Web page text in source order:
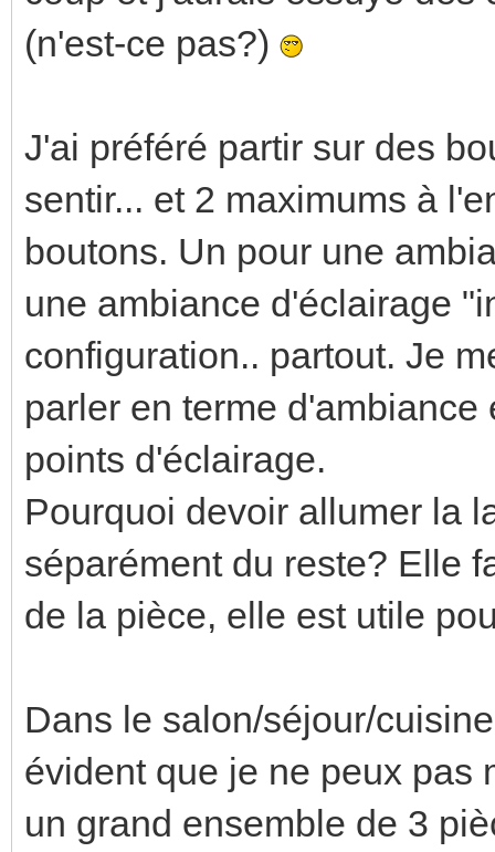
(n'est-ce pas?)
J'ai préféré partir sur des
sentir... et 2 maximums à
boutons. Un pour une
une ambiance d'éclairage
configuration.. partout. Je
parler en terme
points d'éclairage.
Pourquoi devoir allumer la
séparément du reste? Elle
de la pièce, elle est utile
Dans le salon/séjour/
évident que je ne peux pas
un grand ensemble de 3